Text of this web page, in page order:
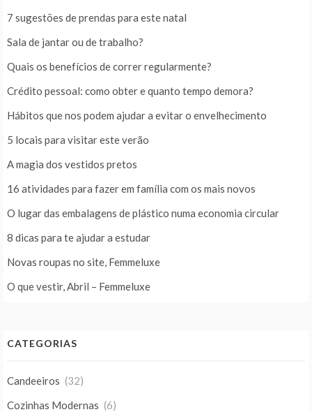
7 sugestões de prendas para este natal
Sala de jantar ou de trabalho?
Quais os benefícios de correr regularmente?
Crédito pessoal: como obter e quanto tempo demora?
Hábitos que nos podem ajudar a evitar o envelhecimento
5 locais para visitar este verão
A magia dos vestidos pretos
16 atividades para fazer em família com os mais novos
O lugar das embalagens de plástico numa economia circular
8 dicas para te ajudar a estudar
Novas roupas no site, Femmeluxe
O que vestir, Abril – Femmeluxe
CATEGORIAS
Candeeiros (32)
Cozinhas Modernas (6)